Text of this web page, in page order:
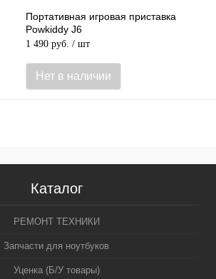
Портативная игровая приставка
Powkiddy J6
1 490 руб. / шт
Нет в наличии
Каталог
РЕМОНТ ТЕХНИКИ
Запчасти для ноутбуков
Уценка (Б/У товары)